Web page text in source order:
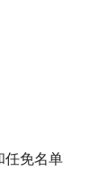
任免名单